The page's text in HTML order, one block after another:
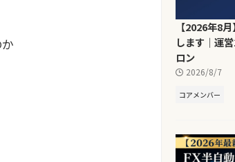
【2026年8
します｜運
ロン
2026/8/7
コアメンバー